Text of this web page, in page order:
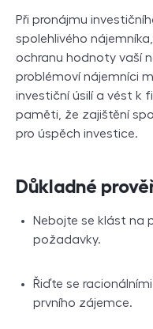
Při pronájmu
spolehlivého
ochranu hodnoty vaší
problémoví nájemníci
investiční úsilí a vést k
paměti, že zajištění
pro úspěch investice.
Důkladné
Nebojte se klást na
požadavky.
Řiďte se
prvního zájemce.